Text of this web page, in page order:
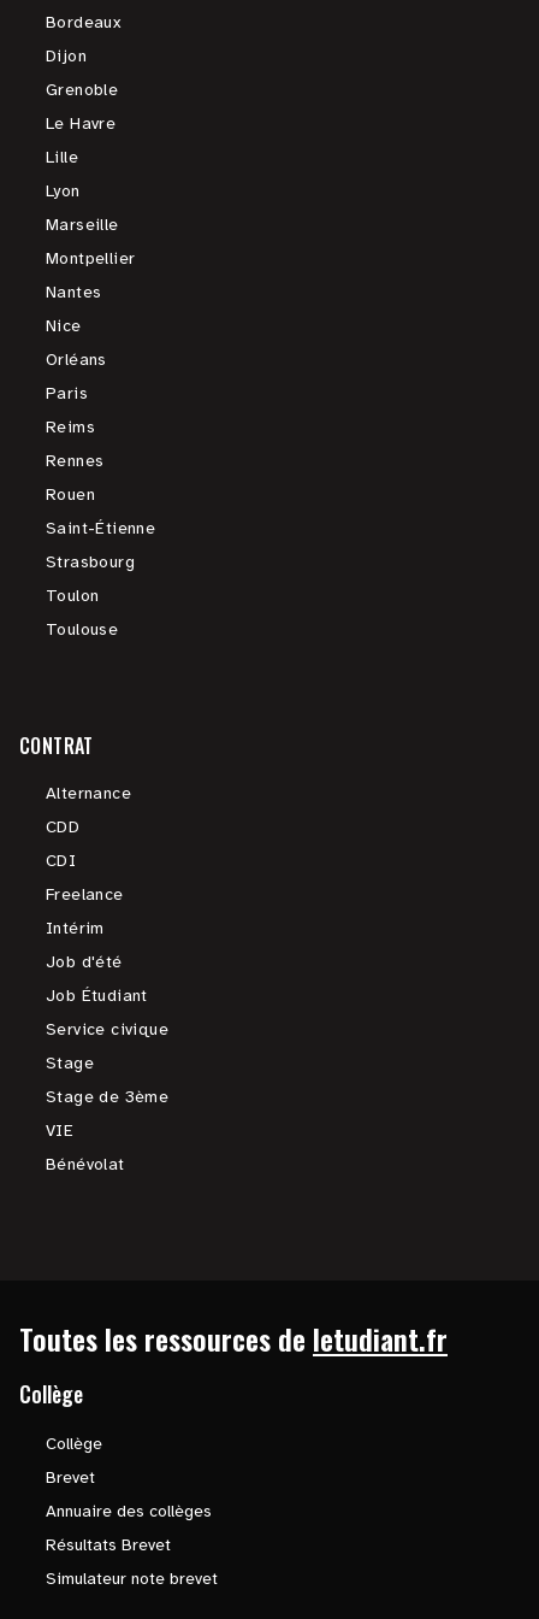
Bordeaux
Dijon
Grenoble
Le Havre
Lille
Lyon
Marseille
Montpellier
Nantes
Nice
Orléans
Paris
Reims
Rennes
Rouen
Saint-Étienne
Strasbourg
Toulon
Toulouse
CONTRAT
Alternance
CDD
CDI
Freelance
Intérim
Job d'été
Job Étudiant
Service civique
Stage
Stage de 3ème
VIE
Bénévolat
Toutes les ressources de letudiant.fr
Collège
Collège
Brevet
Annuaire des collèges
Résultats Brevet
Simulateur note brevet